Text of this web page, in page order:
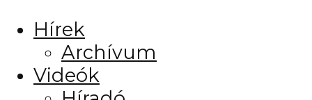
Hírek
Archívum
Videók